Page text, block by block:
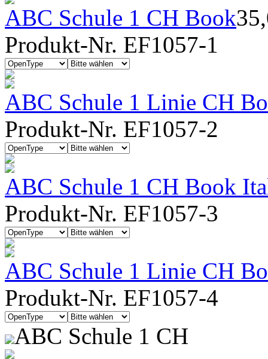
ABC Schule 1 CH Book
Produkt-Nr. EF1057-1
ABC Schule 1 Linie CH
Produkt-Nr. EF1057-2
ABC Schule 1 CH Book
Produkt-Nr. EF1057-3
ABC Schule 1 Linie CH
Produkt-Nr. EF1057-4
ABC Schule 1 CH